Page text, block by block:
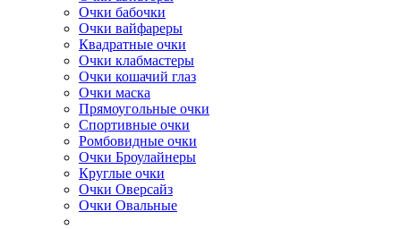
Очки бабочки
Очки вайфареры
Квадратные очки
Очки клабмастеры
Очки кошачий глаз
Очки маска
Прямоугольные очки
Спортивные очки
Ромбовидные очки
Очки Броулайнеры
Круглые очки
Очки Оверсайз
Очки Овальные